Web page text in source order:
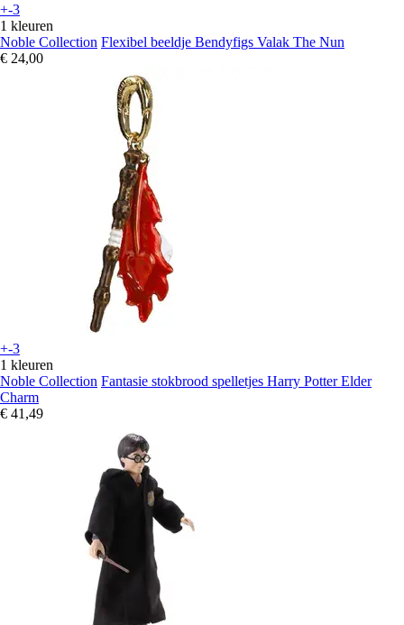
+-3
1 kleuren
Noble Collection Flexibel beeldje Bendyfigs Valak The Nun
€ 24,00
+-3
1 kleuren
Noble Collection Fantasie stokbrood spelletjes Harry Potter Elder
Charm
€ 41,49